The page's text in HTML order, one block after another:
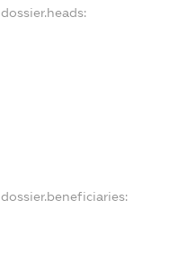
dossier.heads:
dossier.beneficiaries: